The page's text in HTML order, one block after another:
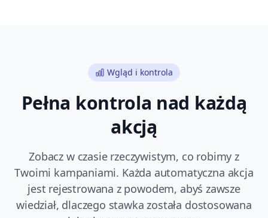
Wgląd i kontrola
Pełna kontrola nad każdą
akcją
Zobacz w czasie rzeczywistym, co robimy z
Twoimi kampaniami. Każda automatyczna akcja
jest rejestrowana z powodem, abyś zawsze
wiedział, dlaczego stawka została dostosowana